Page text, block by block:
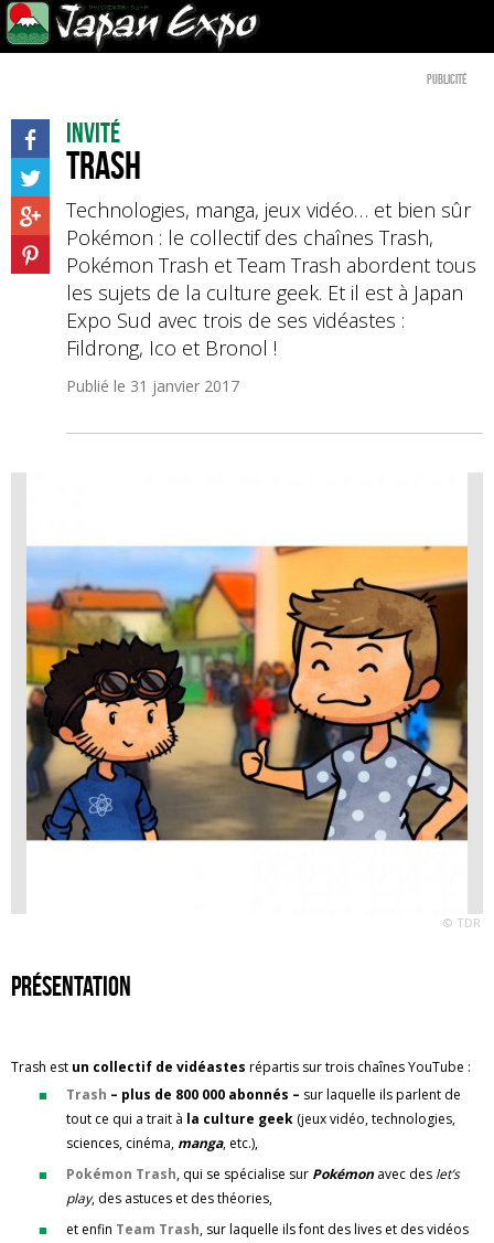
Publicité
Invité
Trash
Technologies, manga, jeux vidéo… et bien sûr
Pokémon : le collectif des chaînes Trash,
Pokémon Trash et Team Trash abordent tous
les sujets de la culture geek. Et il est à Japan
Expo Sud avec trois de ses vidéastes :
Fildrong, Ico et Bronol !
Publié le 31 janvier 2017
© TDR
Présentation
Trash est un collectif de vidéastes répartis sur trois chaînes YouTube :
Trash – plus de 800 000 abonnés – sur laquelle ils parlent de
tout ce qui a trait à la culture geek (jeux vidéo, technologies,
sciences, cinéma, manga, etc.),
Pokémon Trash, qui se spécialise sur Pokémon avec des let’s
play, des astuces et des théories,
et enfin Team Trash, sur laquelle ils font des lives et des vidéos